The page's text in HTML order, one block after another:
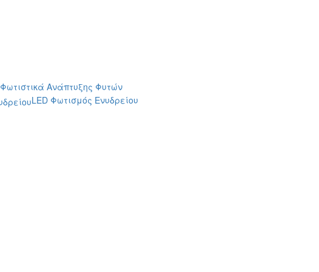
Φωτιστικά Ανάπτυξης Φυτών
LED Φωτισμός Ενυδρείου